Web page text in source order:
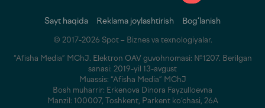
Sayt haqida Reklama joylashtirish Bog‘lanish
© 2017-2026 Spot – Biznes va texnologiyalar.
“Afisha Media” MChJ. Elektron OAV guvohnomasi: №1207. Berilgan
sanasi: 2019-yil 13-avgust
Muassis: “Afisha Media” MChJ
Bosh muharrir: Erkenova Dinora Fayzulloevna
Manzil: 100007, Toshkent, Parkent ko‘chasi, 26A